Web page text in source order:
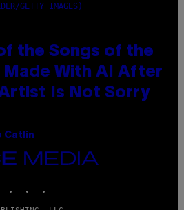
GETTY IMAGES)
the Songs of the
Made With AI After
Is Not Sorry
Catlin